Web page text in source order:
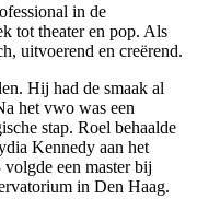
in de
tot theater en pop. Als
uitvoerend en creërend.
Hij had de smaak al
het vwo was een
stap. Roel behaalde
Kennedy aan het
een master bij
in Den Haag.